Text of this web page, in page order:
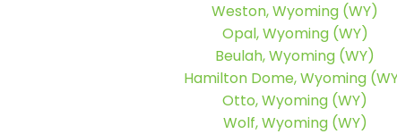
Weston, Wyoming (WY)
Opal, Wyoming (WY)
Beulah, Wyoming (WY)
Hamilton Dome, Wyoming
Otto, Wyoming (WY)
Wolf, Wyoming (WY)